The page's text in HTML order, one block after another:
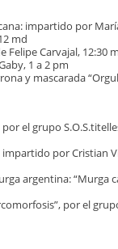
impartido por
md
Felipe Carvajal, 12:30
1 a 2 pm
y mascarada
por el grupo
impartido por Cristian
argentina: “Murga
por el